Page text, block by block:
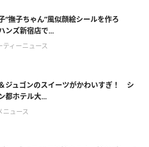
“撫子ちゃん”風似顔絵シールを作ろ
ンズ新宿店で...
ティーニュース
ジュゴンのスイーツがかわいすぎ！ シ
都ホテル大...
ニュース